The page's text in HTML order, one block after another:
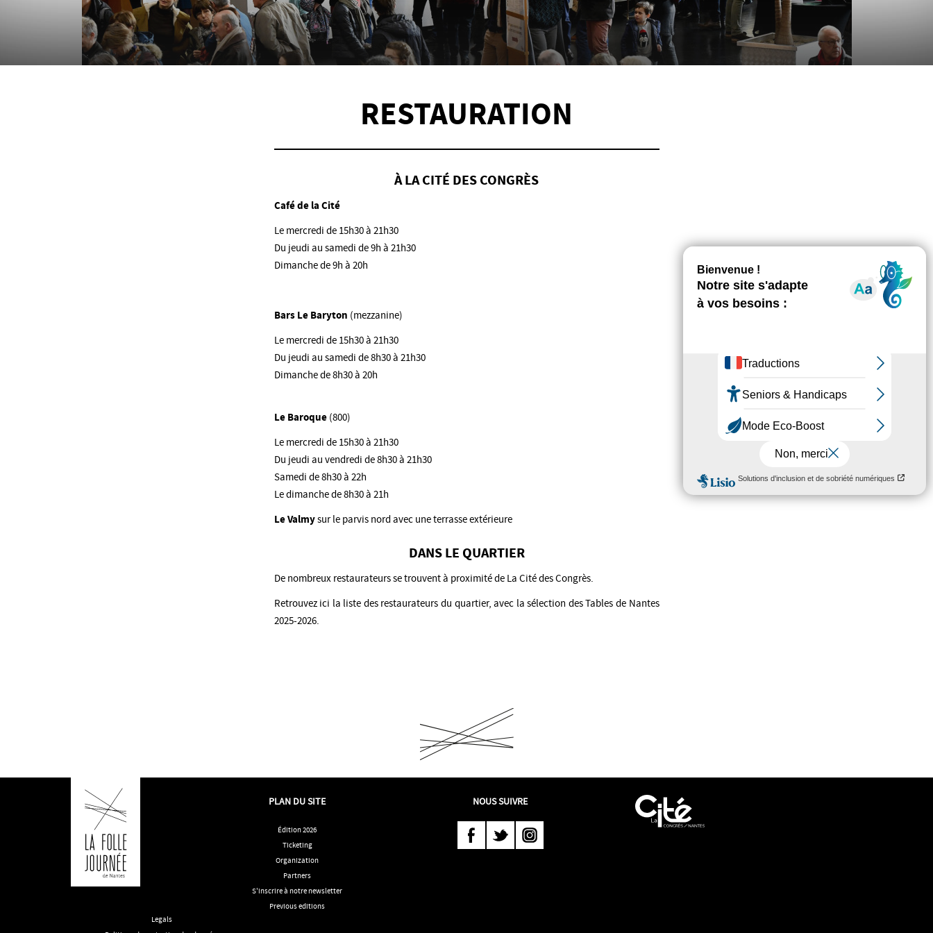
RESTAURATION
À LA CITÉ DES CONGRÈS
Café de la Cité
Le mercredi de 15h30 à 21h30
Du jeudi au samedi de 9h à 21h30
Dimanche de 9h à 20h
Bars Le Baryton (mezzanine)
Le mercredi de 15h30 à 21h30
Du jeudi au samedi de 8h30 à 21h30
Dimanche de 8h30 à 20h
Le Baroque (800)
Le mercredi de 15h30 à 21h30
Du jeudi au vendredi de 8h30 à 21h30
Samedi de 8h30 à 22h
Le dimanche de 8h30 à 21h
Le Valmysur le parvis nord avec une terrasse extérieure
DANS LE QUARTIER
De nombreux restaurateurs se trouvent à proximité de La Cité des Congrès.
Retrouvez ici la liste des restaurateurs du quartier, avec la sélection des Tables de Nantes
2025-2026.
PLAN DU SITE
Édition 2026
Ticketing
Organization
Partners
S'inscrire à notre newsletter
Previous editions
NOUS SUIVRE
Suivez- Suivez- Suivez-
Legals